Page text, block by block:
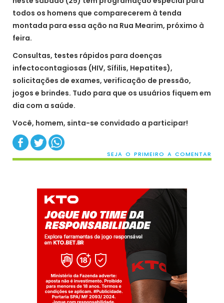
todos os homens que comparecerem à tenda
montada para essa ação na Rua Mearim, próximo à
feira.
Consultas, testes rápidos para doenças
infectocontagiosas (HIV, Sífilis, Hepatites),
solicitações de exames, verificação de pressão,
jogos e brindes. Tudo para que os usuários fiquem em
dia com a saúde.
Você, homem, sinta-se convidado a participar!
SEJA O PRIMEIRO A COMENTAR